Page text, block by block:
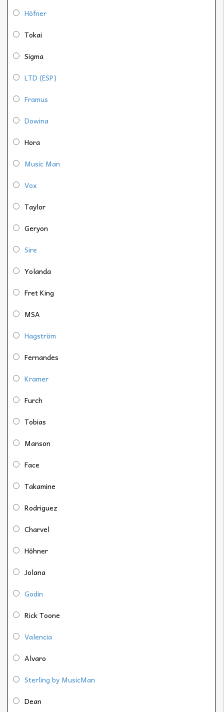
Höfner
Tokai
Sigma
LTD (ESP)
Framus
Dowina
Hora
Music Man
Vox
Taylor
Geryon
Sire
Yolanda
Fret King
MSA
Hagström
Fernandes
Kramer
Furch
Tobias
Manson
Face
Takamine
Rodriguez
Charvel
Höhner
Jolana
Godin
Rick Toone
Valencia
Alvaro
Sterling by MusicMan
Dean